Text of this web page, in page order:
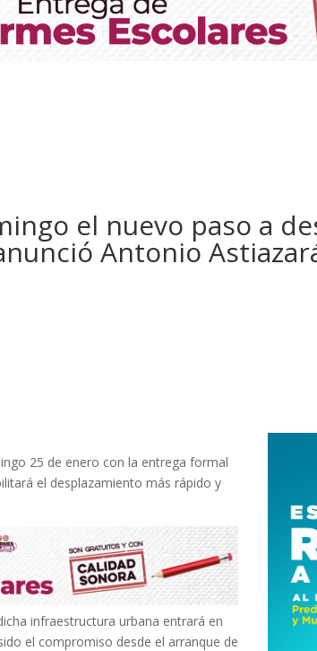
el nuevo paso a
Antonio
25 de enero con la entrega formal
el desplazamiento más rápido y
infraestructura urbana entrará en
el compromiso desde el arranque de